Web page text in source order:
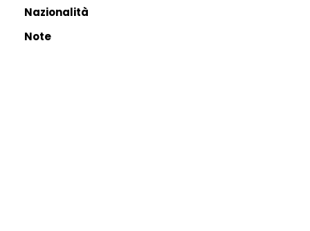
Nazionalità
Note